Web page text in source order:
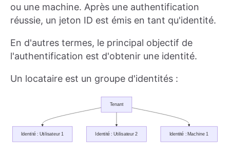
ou une machine. Après une authentification
réussie, un jeton ID est émis en tant qu'identité.
En d'autres termes, le principal objectif de
l'authentification est d'obtenir une identité.
Un locataire est un groupe d'identités :